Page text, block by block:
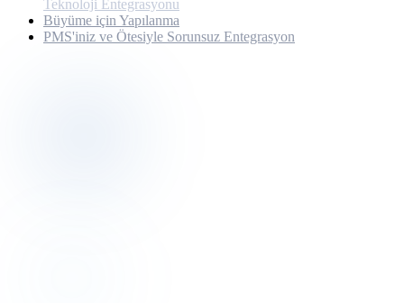
Teknoloji Entegrasyonu
Büyüme için Yapılanma
PMS'iniz ve Ötesiyle Sorunsuz Entegrasyon